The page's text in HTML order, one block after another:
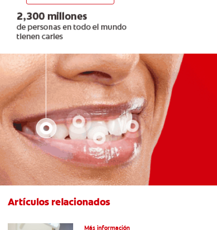
Artículos relacionados
Más información